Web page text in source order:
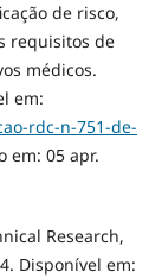
de risco,
requisitos de
médicos.
em:
rdc-n-751-de-
em: 05 apr.
Research,
Disponível em: